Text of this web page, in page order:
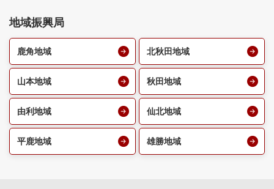
地域振興局
鹿角地域 北秋田地域
山本地域 秋田地域
由利地域 仙北地域
平鹿地域 雄勝地域